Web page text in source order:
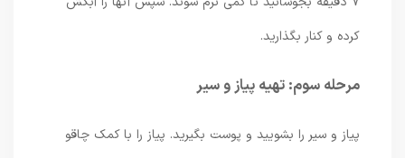
کرده و کنار بگذارید.
مرحله سوم: تهیه پیاز و سیر
پیاز و سیر را بشویید و پوست بگیرید. پیاز را با کمک چاقو